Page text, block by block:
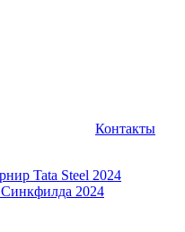
Контакты
Tata Steel 2024
2024